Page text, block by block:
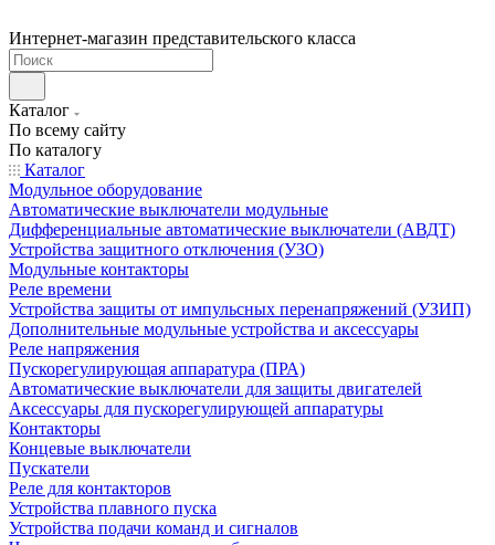
Интернет-магазин представительского класса
Каталог
По всему сайту
По каталогу
Каталог
Модульное оборудование
Автоматические выключатели модульные
Дифференциальные автоматические выключатели (АВДТ)
Устройства защитного отключения (УЗО)
Модульные контакторы
Реле времени
Устройства защиты от импульсных перенапряжений (УЗИП)
Дополнительные модульные устройства и аксессуары
Реле напряжения
Пускорегулирующая аппаратура (ПРА)
Автоматические выключатели для защиты двигателей
Аксессуары для пускорегулирующей аппаратуры
Контакторы
Концевые выключатели
Пускатели
Реле для контакторов
Устройства плавного пуска
Устройства подачи команд и сигналов